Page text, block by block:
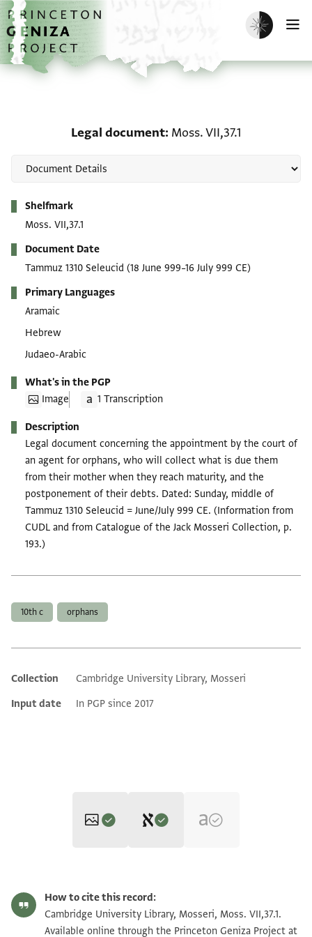
Skip to main content
home
Enable dark
Legal document Moss. VII,37.1
Shelfmark
Moss. VII,37.1
Document Date
Tammuz 1310 Seleucid (18 June 999–16 July 999 CE)
Primary Languages
Aramaic
Hebrew
Judaeo-Arabic
What's in the PGP
Image
1 Transcription
Description
Legal document concerning the appointment by the court of
an agent for orphans, who will collect what is due them
from their mother when they reach maturity, and the
postponement of their debts. Dated: Sunday, middle of
Tammuz 1310 Seleucid = June/July 999 CE. (Information from
CUDL and from Catalogue of the Jack Mosseri Collection, p.
193.)
10th c orphans
Additional metadata
Collection
Cambridge University Library, Mosseri
Input date
In PGP since 2017
S. D. Goitein's unpublished edition (1950–85).
אן . . . . א וראינא תאכיר דלך וראו איצא עמומתהם דלך
ורציו בה ורגענא
Moss. VII,37.1 1v Zoom and Rotate
How to cite this record:
Cambridge University Library, Mosseri, Moss. VII,37.1.
Available online through the Princeton Geniza Project at